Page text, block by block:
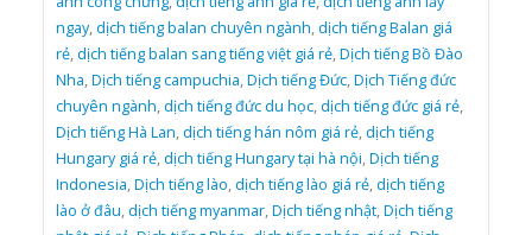
ngay,dịch tiếng balan chuyên ngành,dịch tiếng Balan giá
rẻ,dịch tiếng balan sang tiếng việt giá rẻ,Dịch tiếng Bồ Đào
Nha,Dịch tiếng campuchia,Dịch tiếng Đức,Dịch Tiếng đức
chuyên ngành,dịch tiếng đức du học,dịch tiếng đức giá rẻ,
Dịch tiếng Hà Lan,dịch tiếng hán nôm giá rẻ,dịch tiếng
Hungary giá rẻ,dịch tiếng Hungary tại hà nội,Dịch tiếng
Indonesia,Dịch tiếng lào,dịch tiếng lào giá rẻ,dịch tiếng
lào ở đâu,dịch tiếng myanmar,Dịch tiếng nhật,Dịch tiếng